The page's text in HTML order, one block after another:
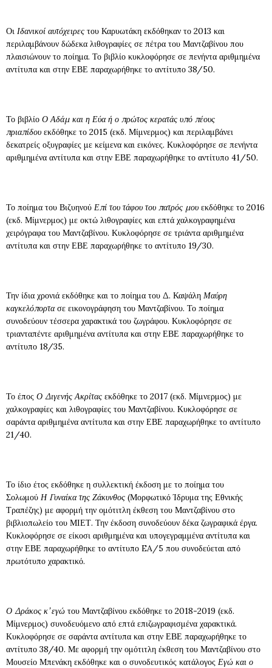
Οι Ιδανικοί αυτόχειρες του Καρυωτάκη εκδόθηκαν το 2013 και
περιλαμβάνουν δώδεκα λιθογραφίες σε πέτρα του Μαντζαβίνου που
πλαισιώνουν το ποίημα. Το βιβλίο κυκλοφόρησε σε πενήντα αριθμημένα
αντίτυπα και στην ΕΒΕ παραχωρήθηκε το αντίτυπο 38/50.
Το βιβλίο Ο Αδάμ και η Εύα ή ο πρώτος κερατάς υπό πέους
πριαπίδου εκδόθηκε το 2015 (εκδ. Μίμνερμος) και περιλαμβάνει
δεκατρείς οξυγραφίες με κείμενα και εικόνες. Κυκλοφόρησε σε πενήντα
αριθμημένα αντίτυπα και στην ΕΒΕ παραχωρήθηκε το αντίτυπο 41/50.
Το ποίημα του Βιζυηνού Επί του τάφου του πατρός μου εκδόθηκε το 2016
(εκδ. Μίμνερμος) με οκτώ λιθογραφίες και επτά χαλκογραφημένα
χειρόγραφα του Μαντζαβίνου. Κυκλοφόρησε σε τριάντα αριθμημένα
αντίτυπα και στην ΕΒΕ παραχωρήθηκε το αντίτυπο 19/30.
Την ίδια χρονιά εκδόθηκε και το ποίημα του Δ. Καψάλη Μαύρη
καγκελόπορτασε εικονογράφηση του Μαντζαβίνου. Το ποίημα
συνοδεύουν τέσσερα χαρακτικά του ζωγράφου. Κυκλοφόρησε σε
τριανταπέντε αριθμημένα αντίτυπα και στην ΕΒΕ παραχωρήθηκε το
αντίτυπο 18/35.
Το έπος Ο Διγενής Ακρίτας εκδόθηκε το 2017 (εκδ. Μίμνερμος) με
χαλκογραφίες και λιθογραφίες του Μαντζαβίνου. Κυκλοφόρησε σε
σαράντα αριθμημένα αντίτυπα και στην ΕΒΕ παραχωρήθηκε το αντίτυπο
21/40.
Το ίδιο έτος εκδόθηκε η συλλεκτική έκδοση με το ποίημα του
Σολωμού Η Γυναίκα της Ζάκυνθος (Μορφωτικό Ίδρυμα της Εθνικής
Τραπέζης) με αφορμή την ομότιτλη έκθεση του Μαντζαβίνου στο
βιβλιοπωλείο του ΜΙΕΤ. Την έκδοση συνοδεύουν δέκα ζωγραφικά έργα.
Κυκλοφόρησε σε είκοσι αριθμημένα και υπογεγραμμένα αντίτυπα και
στην ΕΒΕ παραχωρήθηκε το αντίτυπο EA/5 που συνοδεύεται από
πρωτότυπο χαρακτικό.
Ο Δράκος κ’ εγώ του Μαντζαβίνου εκδόθηκε το 2018-2019 (εκδ.
Μίμνερμος) συνοδευόμενο από επτά επιζωγραφισμένα χαρακτικά.
Κυκλοφόρησε σε σαράντα αντίτυπα και στην ΕΒΕ παραχωρήθηκε το
αντίτυπο 38/40. Με αφορμή την ομότιτλη έκθεση του Μαντζαβίνου στο
Μουσείο Μπενάκη εκδόθηκε και ο συνοδευτικός κατάλογος Εγώ και ο